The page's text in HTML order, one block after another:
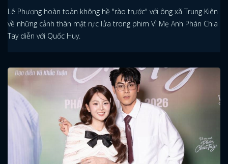
Lê Phương hoàn toàn không hề "rào trước" với ông xã Trung Kiên
về những cảnh thân mật rực lửa trong phim Vì Mẹ Anh Phán Chia
Tay diễn với Quốc Huy.